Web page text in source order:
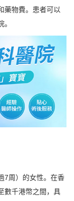
藥物費。患者可以
7周）的女性。在香
數千港幣之間，具